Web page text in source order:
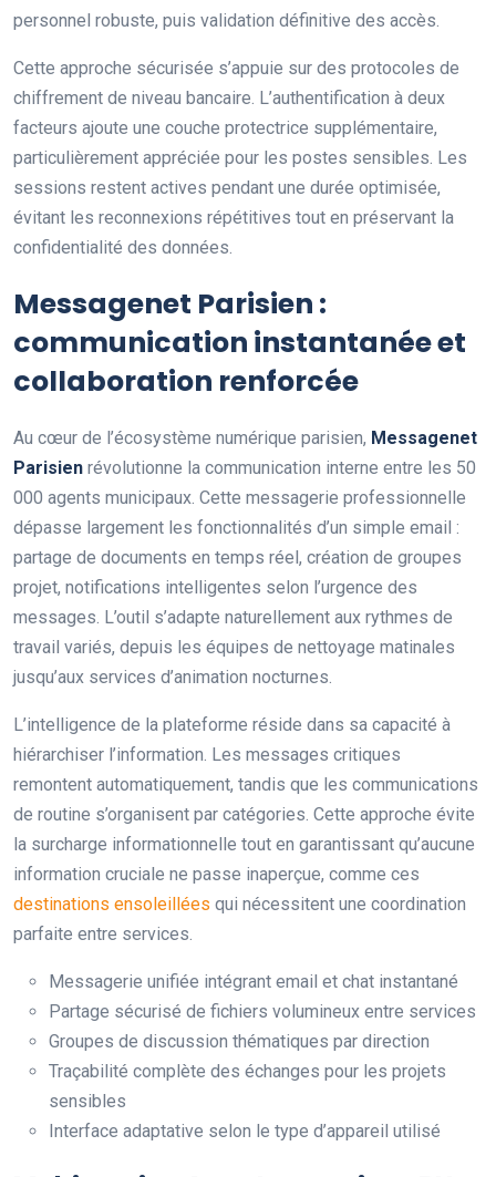
personnel robuste, puis validation définitive des accès.
Cette approche sécurisée s’appuie sur des protocoles de
chiffrement de niveau bancaire. L’authentification à deux
facteurs ajoute une couche protectrice supplémentaire,
particulièrement appréciée pour les postes sensibles. Les
sessions restent actives pendant une durée optimisée,
évitant les reconnexions répétitives tout en préservant la
confidentialité des données.
Messagenet Parisien :
communication instantanée et
collaboration renforcée
Au cœur de l’écosystème numérique parisien, Messagenet
Parisien révolutionne la communication interne entre les 50
000 agents municipaux. Cette messagerie professionnelle
dépasse largement les fonctionnalités d’un simple email :
partage de documents en temps réel, création de groupes
projet, notifications intelligentes selon l’urgence des
messages. L’outil s’adapte naturellement aux rythmes de
travail variés, depuis les équipes de nettoyage matinales
jusqu’aux services d’animation nocturnes.
L’intelligence de la plateforme réside dans sa capacité à
hiérarchiser l’information. Les messages critiques
remontent automatiquement, tandis que les communications
de routine s’organisent par catégories. Cette approche évite
la surcharge informationnelle tout en garantissant qu’aucune
information cruciale ne passe inaperçue, comme ces
destinations ensoleillées qui nécessitent une coordination
parfaite entre services.
Messagerie unifiée intégrant email et chat instantané
Partage sécurisé de fichiers volumineux entre services
Groupes de discussion thématiques par direction
Traçabilité complète des échanges pour les projets
sensibles
Interface adaptative selon le type d’appareil utilisé